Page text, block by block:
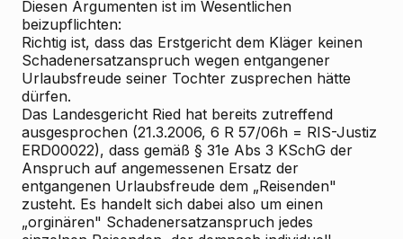
Diesen Argumenten ist im Wesentlichen
beizupflichten:
Richtig ist, dass das Erstgericht dem Kläger keinen
Schadenersatzanspruch wegen entgangener
Urlaubsfreude seiner Tochter zusprechen hätte
dürfen.
Das Landesgericht Ried hat bereits zutreffend
ausgesprochen (21.3.2006, 6 R 57/06h = RIS-Justiz
ERD00022), dass gemäß § 31e Abs 3 KSchG der
Anspruch auf angemessenen Ersatz der
entgangenen Urlaubsfreude dem „Reisenden"
zusteht. Es handelt sich dabei also um einen
„orginären" Schadenersatzanspruch jedes